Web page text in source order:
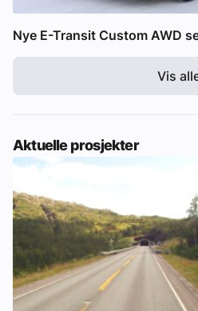
Nye E-Transit Custom AWD
Vis
Aktuelle prosjekter